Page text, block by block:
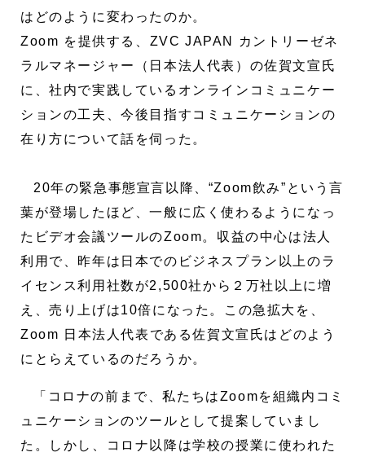
はどのように変わったのか。
Zoom を提供する、ZVC JAPAN カントリーゼネ
ラルマネージャー（日本法人代表）の佐賀文宣氏
に、社内で実践しているオンラインコミュニケー
ションの工夫、今後目指すコミュニケーションの
在り方について話を伺った。
20年の緊急事態宣言以降、“Zoom飲み”という言
葉が登場したほど、一般に広く使わるようになっ
たビデオ会議ツールのZoom。収益の中心は法人
利用で、昨年は日本でのビジネスプラン以上のラ
イセンス利用社数が2,500社から２万社以上に増
え、売り上げは10倍になった。この急拡大を、
Zoom 日本法人代表である佐賀文宣氏はどのよう
にとらえているのだろうか。
「コロナの前まで、私たちはZoomを組織内コミ
ュニケーションのツールとして提案していまし
た。しかし、コロナ以降は学校の授業に使われた